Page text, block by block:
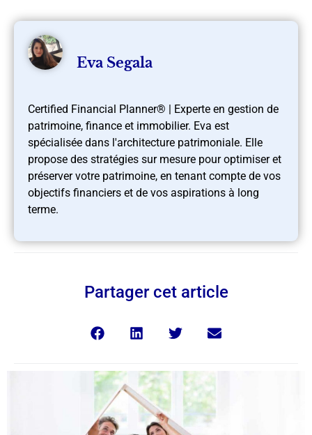
Eva Segala
Certified Financial Planner® | Experte en gestion de
patrimoine, finance et immobilier. Eva est
spécialisée dans l'architecture patrimoniale. Elle
propose des stratégies sur mesure pour optimiser et
préserver votre patrimoine, en tenant compte de vos
objectifs financiers et de vos aspirations à long
terme.
Partager cet article